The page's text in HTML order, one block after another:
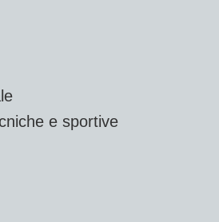
e sportive